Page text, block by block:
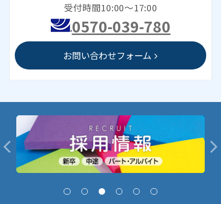
受付時間10:00～17:00
0570-039-780
お問い合わせフォーム